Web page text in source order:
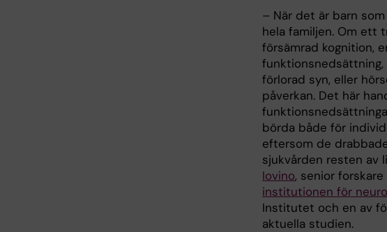
– När det är barn
hela familjen. Om ett
försämrad kognition,
förlorad syn, eller
påverkan. Det här
börda både för
eftersom de
sjukvården resten av
Iovino, senior
institutionen för
Institutet och en av
aktuella studien.